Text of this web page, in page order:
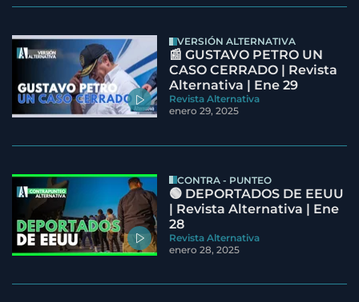
VERSIÓN ALTERNATIVA
📰 GUSTAVO PETRO UN
CASO CERRADO | Revista
Alternativa | Ene 29
Revista Alternativa
enero 29, 2025
CONTRA - PUNTEO
🟢 DEPORTADOS DE EEUU
| Revista Alternativa | Ene
28
Revista Alternativa
enero 28, 2025